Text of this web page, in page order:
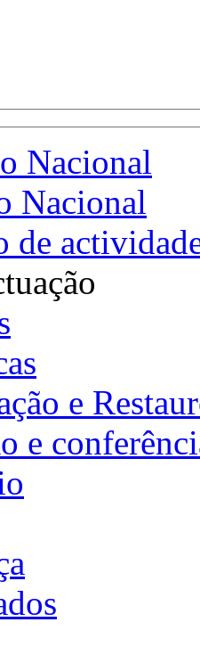
Nacional
Nacional
de
e
e